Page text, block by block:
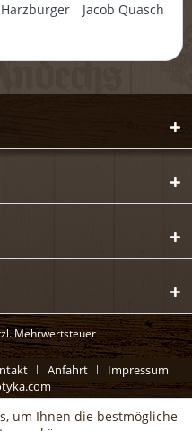
Jacob Quasch
Mehrwertsteuer
Anfahrt
Impressum
um Ihnen die bestmögliche